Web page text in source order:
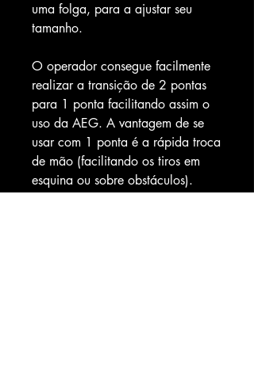
uma folga, para a ajustar seu
tamanho.
O operador consegue facilmente
realizar a transição de 2 pontas
para 1 ponta facilitando assim o
uso da AEG. A vantagem de se
usar com 1 ponta é a rápida troca
de mão (facilitando os tiros em
esquina ou sobre obstáculos).